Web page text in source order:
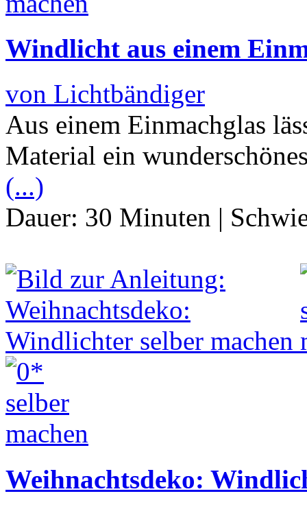
Windlicht aus einem
von Lichtbändiger
Aus einem Einmachglas
Material ein
(...)
Dauer: 30 Minuten |
Weihnachtsdeko: